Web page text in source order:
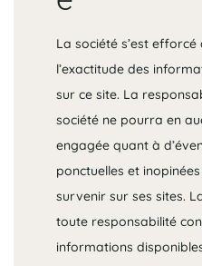
La société s’est efforcé
l’exactitude des
sur ce site. La
société ne pourra en
engagée quant à
ponctuelles et
survenir sur ses sites.
toute responsabilité
informations